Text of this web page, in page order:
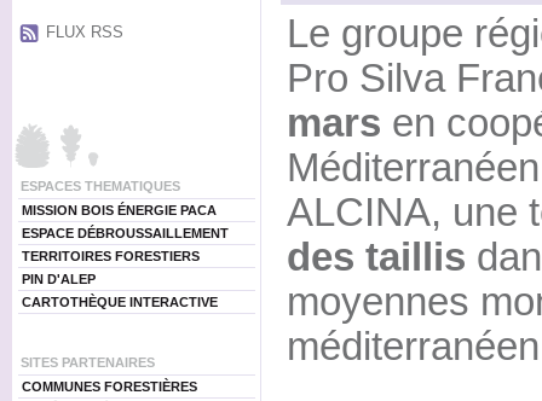
FLUX RSS
ESPACES THEMATIQUES
MISSION BOIS ÉNERGIE PACA
ESPACE DÉBROUSSAILLEMENT
TERRITOIRES FORESTIERS
PIN D'ALEP
CARTOTHÈQUE INTERACTIVE
SITES PARTENAIRES
COMMUNES FORESTIÈRES
Le groupe
Pro Silva
mars en
ALCINA, une
des taillis
moyennes